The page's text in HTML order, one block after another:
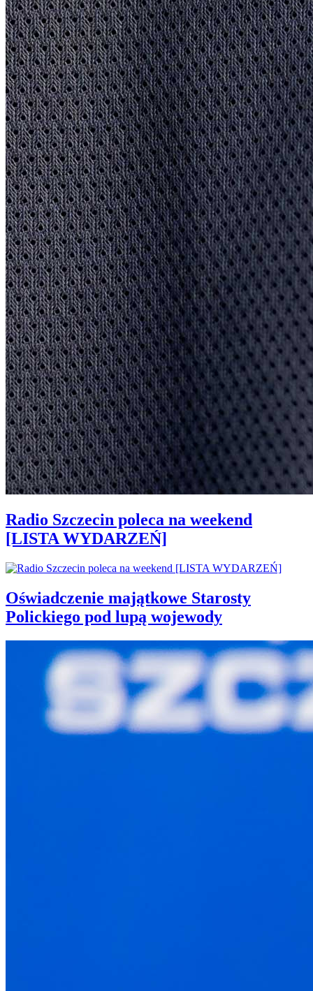
Radio Szczecin poleca na weekend
[LISTA WYDARZEŃ]
Oświadczenie majątkowe Starosty
Polickiego pod lupą wojewody